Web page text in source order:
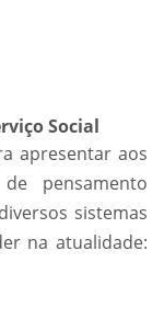
Social
apresentar aos
pensamento
sistemas
na atualidade: